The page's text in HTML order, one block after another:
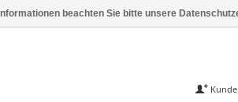
beachten Sie bitte unsere